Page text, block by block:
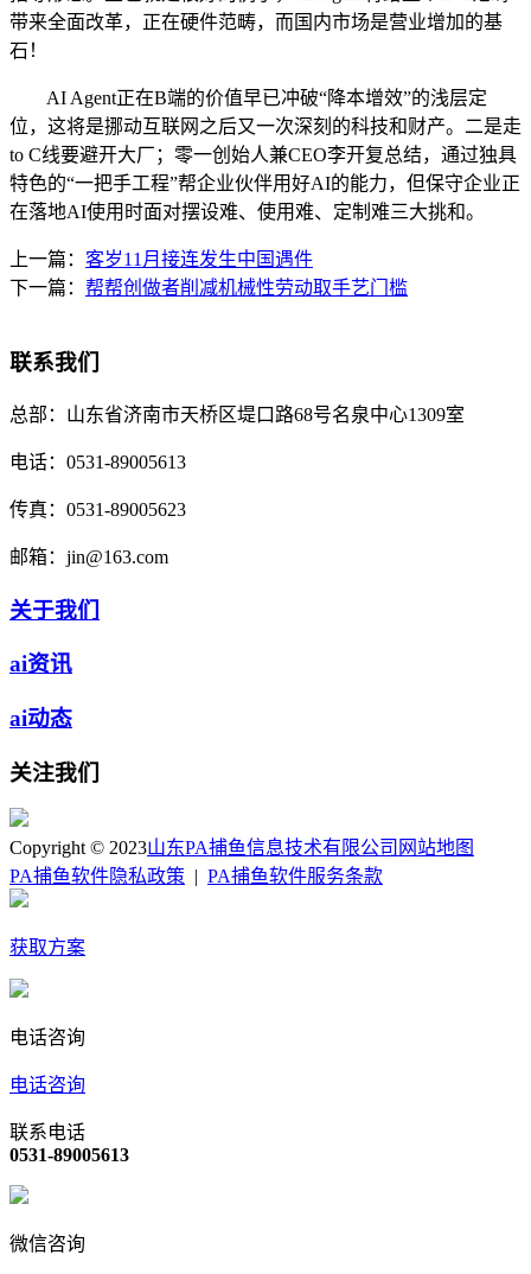
带来全面改革，正在硬件范畴，而国内市场是营业增加的基
石！
AI Agent正在B端的价值早已冲破“降本增效”的浅层定
位，这将是挪动互联网之后又一次深刻的科技和财产。二是走
to C线要避开大厂；零一创始人兼CEO李开复总结，通过独具
特色的“一把手工程”帮企业伙伴用好AI的能力，但保守企业正
在落地AI使用时面对摆设难、使用难、定制难三大挑和。
上一篇： 客岁11月接连发生中国遇件
下一篇： 帮帮创做者削减机械性劳动取手艺门槛
联系我们
总部： 山东省济南市天桥区堤口路68号名泉中心1309室
电话： 0531-89005613
传真： 0531-89005623
邮箱： jin@163.com
关于我们
ai资讯
ai动态
关注我们
Copyright © 2023山东PA捕鱼信息技术有限公司 网站地图
PA捕鱼软件隐私政策
PA捕鱼软件服务条款
获取方案
电话咨询
电话咨询
联系电话
0531-89005613
微信咨询